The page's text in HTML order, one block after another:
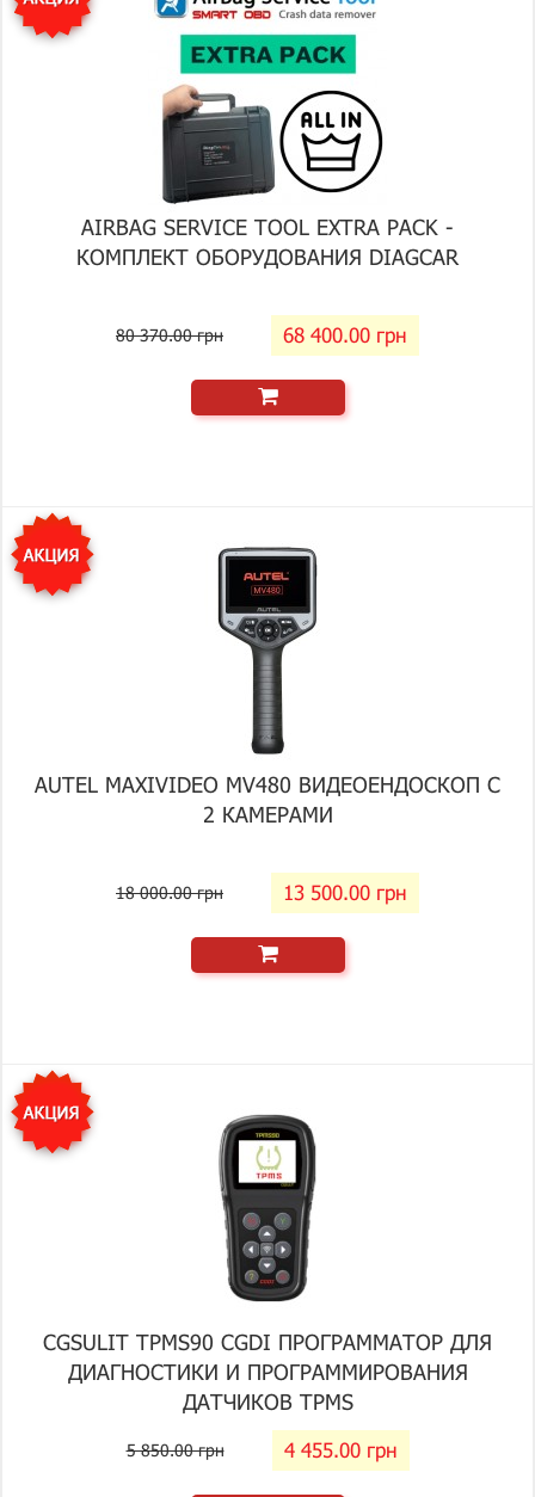
AIRBAG SERVICE TOOL EXTRA PACK -
КОМПЛЕКТ ОБОРУДОВАНИЯ DIAGCAR
80 370.00 грн 68 400.00 грн
AUTEL MAXIVIDEO MV480 ВИДЕОЕНДОСКОП С
2 КАМЕРАМИ
18 000.00 грн 13 500.00 грн
CGSULIT TPMS90 CGDI ПРОГРАММАТОР ДЛЯ
ДИАГНОСТИКИ И ПРОГРАММИРОВАНИЯ
ДАТЧИКОВ TPMS
5 850.00 грн 4 455.00 грн